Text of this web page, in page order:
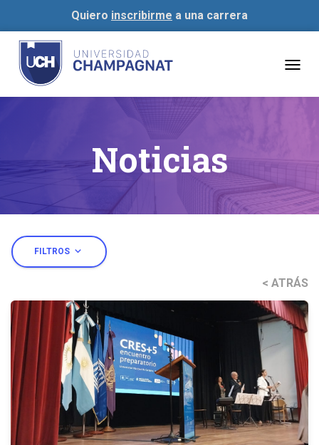
Quiero inscribirme a una carrera
Noticias
FILTROS expand_more
< ATRÁS